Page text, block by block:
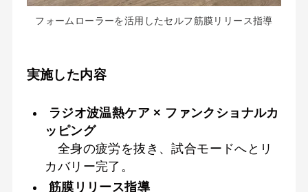
フォームローラーを活用したセルフ筋膜リリース指導
実施した内容
ラジオ波温熱ケア × ファンクショナルカ
ッピング
全身の疲労を抜き、試合モードへとリ
カバリー完了。
筋膜リリース指導